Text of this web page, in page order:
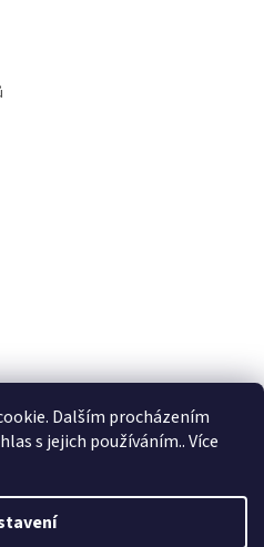
Dalším procházením
s jejich používáním.. Více
Shoptet